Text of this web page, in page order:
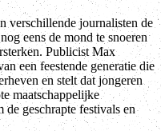
verschillende journalisten de
eens de mond te snoeren
Publicist Max
een feestende generatie die
en stelt dat jongeren
maatschappelijke
de geschrapte festivals en